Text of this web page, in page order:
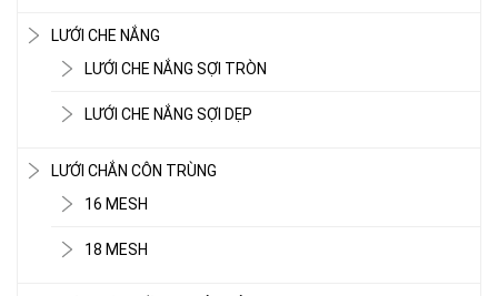
LƯỚI CHE NẮNG
LƯỚI CHE NẮNG SỢI TRÒN
LƯỚI CHE NẮNG SỢI DẸP
LƯỚI CHẮN CÔN TRÙNG
16 MESH
18 MESH